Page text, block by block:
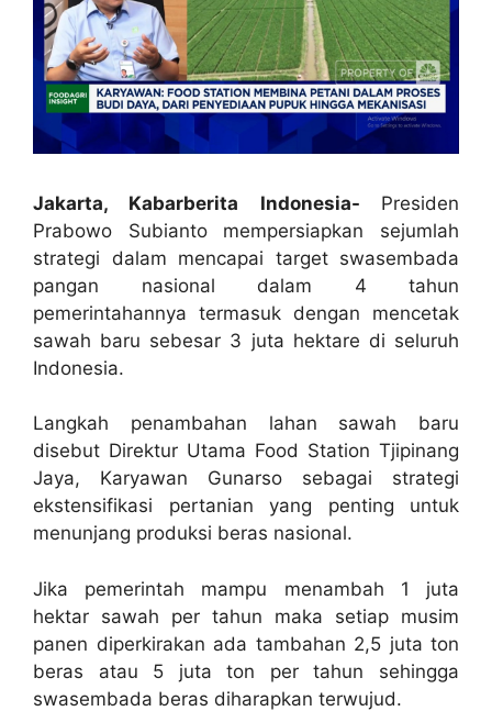
Jakarta, Kabarberita Indonesia- Presiden
Prabowo Subianto mempersiapkan sejumlah
strategi dalam mencapai target swasembada
pangan nasional dalam 4 tahun
pemerintahannya termasuk dengan mencetak
sawah baru sebesar 3 juta hektare di seluruh
Indonesia.
Langkah penambahan lahan sawah baru
disebut Direktur Utama Food Station Tjipinang
Jaya, Karyawan Gunarso sebagai strategi
ekstensifikasi pertanian yang penting untuk
menunjang produksi beras nasional.
Jika pemerintah mampu menambah 1 juta
hektar sawah per tahun maka setiap musim
panen diperkirakan ada tambahan 2,5 juta ton
beras atau 5 juta ton per tahun sehingga
swasembada beras diharapkan terwujud.